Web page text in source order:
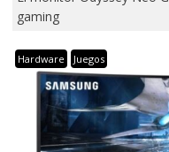
gaming
Hardware Juegos